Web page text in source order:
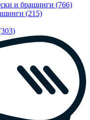
и брашинги (766)
(215)